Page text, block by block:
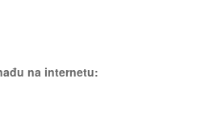
na internetu: